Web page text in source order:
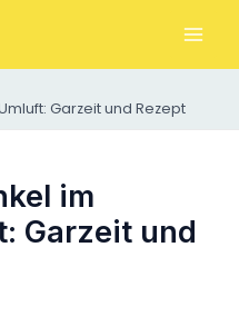
A
M
Garzeit und Rezept
im
Garzeit und